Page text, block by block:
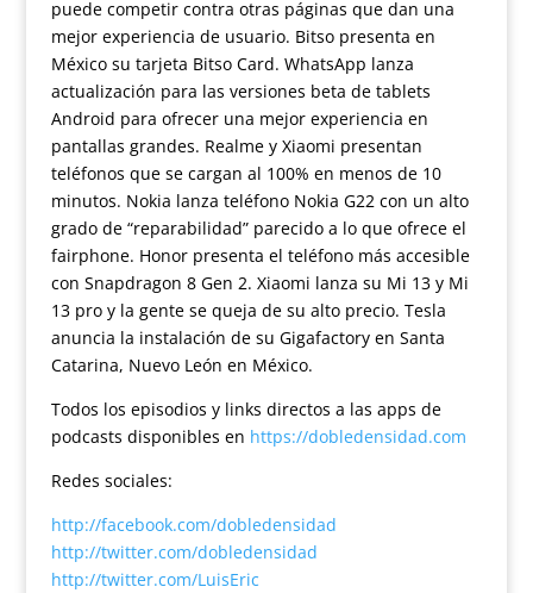
puede competir contra otras páginas que dan una
mejor experiencia de usuario. Bitso presenta en
México su tarjeta Bitso Card. WhatsApp lanza
actualización para las versiones beta de tablets
Android para ofrecer una mejor experiencia en
pantallas grandes. Realme y Xiaomi presentan
teléfonos que se cargan al 100% en menos de 10
minutos. Nokia lanza teléfono Nokia G22 con un alto
grado de “reparabilidad” parecido a lo que ofrece el
fairphone. Honor presenta el teléfono más accesible
con Snapdragon 8 Gen 2. Xiaomi lanza su Mi 13 y Mi
13 pro y la gente se queja de su alto precio. Tesla
anuncia la instalación de su Gigafactory en Santa
Catarina, Nuevo León en México.
Todos los episodios y links directos a las apps de
podcasts disponibles en https://dobledensidad.com
Redes sociales:
http://facebook.com/dobledensidad
http://twitter.com/dobledensidad
http://twitter.com/LuisEric